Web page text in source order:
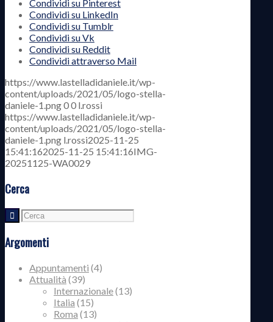
Condividi su Pinterest
Condividi su LinkedIn
Condividi su Tumblr
Condividi su Vk
Condividi su Reddit
Condividi attraverso Mail
https://www.lastelladidaniele.it/wp-
content/uploads/2021/05/logo-stella-
daniele-1.png00 l.rossi
https://www.lastelladidaniele.it/wp-
content/uploads/2021/05/logo-stella-
daniele-1.png l.rossi2025-11-25
15:41:162025-11-25 15:41:16IMG-
20251125-WA0029
Cerca
Argomenti
Appuntamenti (4)
Attualità (39)
Internazionale(13)
Italia (15)
Roma (13)